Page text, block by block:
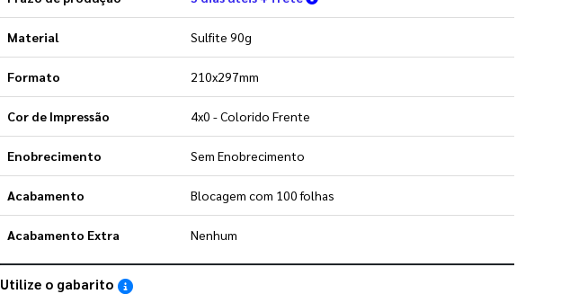
Material Sulfite 90g
Formato 210x297mm
Cor de Impressão 4x0 - Colorido Frente
Enobrecimento Sem Enobrecimento
Acabamento Blocagem com 100 folhas
Acabamento Extra Nenhum
Utilize o gabarito Saiba como utilizar os nossos gabaritos